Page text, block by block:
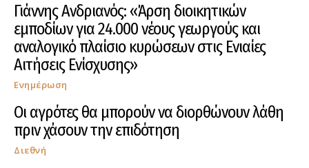
Γιάννης Ανδριανός: «Άρση διοικητικών
εμποδίων για 24.000 νέους γεωργούς και
αναλογικό πλαίσιο κυρώσεων στις Ενιαίες
Αιτήσεις Ενίσχυσης»
Ενημέρωση
Οι αγρότες θα μπορούν να διορθώνουν λάθη
πριν χάσουν την επιδότηση
Διεθνή